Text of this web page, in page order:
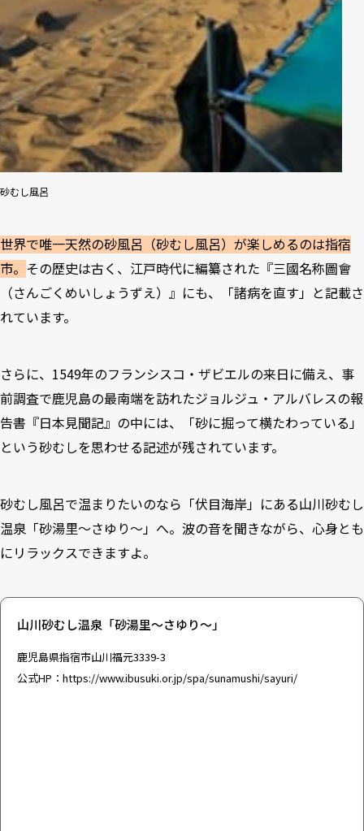
砂むし風呂
世界で唯一天然の砂風呂（砂むし風呂）が楽しめるのは指宿
市。 その歴史は古く、江戸時代に編纂された『三國名称圖會
（さんごくめいしょうずえ）』にも、「諸病を直す」と記載さ
れています。
さらに、1549年のフランシスコ・ザビエルの来日に備え、事
前調査で鹿児島の最南端を訪れたジョルジュ・アルバレスの報
告書『日本見聞記』の中には、「砂に掘って横たわっている」
という砂むしを思わせる記述が残されています。
砂むし風呂で温まりたいのなら「伏目海岸」にある山川砂むし
温泉「砂湯里～さゆり～」へ。波の音を聞きながら、心身とも
にリラックスできますよ。
山川砂むし温泉「砂湯里～さゆり～」
鹿児島県指宿市山川福元3339-3
公式HP： https://www.ibusuki.or.jp/spa/sunamushi/sayuri/